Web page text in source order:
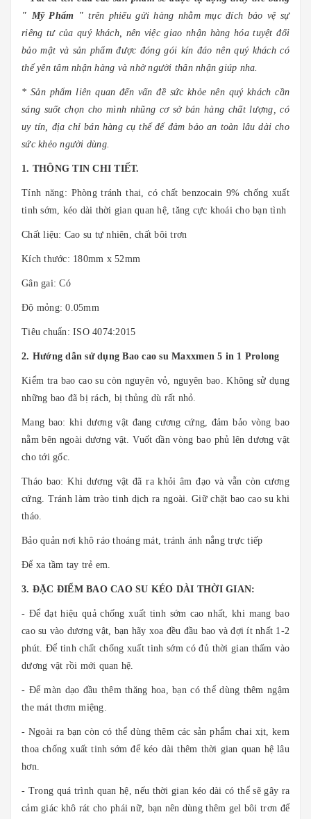
" Mỹ Phẩm " trên phiếu gửi hàng nhằm mục đích bảo vệ sự
riêng tư của quý khách, nên việc giao nhận hàng hóa tuyệt đối
bảo mật và sản phẩm được đóng gói kín đáo nên quý khách có
thể yên tâm nhận hàng và nhờ người thân nhận giúp nha.
* Sản phẩm liên quan đến vấn đề sức khỏe nên quý khách cần
sáng suốt chọn cho mình nhũng cơ sở bán hàng chất lượng, có
uy tín, địa chỉ bán hàng cụ thể để đảm bảo an toàn lâu dài cho
sức khẻo người dùng.
1. THÔNG TIN CHI TIẾT.
Tính năng: Phòng tránh thai, có chất benzocain 9% chống xuất
tinh sớm, kéo dài thời gian quan hệ, tăng cực khoái cho bạn tình
Chất liệu: Cao su tự nhiên, chất bôi trơn
Kích thước: 180mm x 52mm
Gân gai: Có
Độ mỏng: 0.05mm
Tiêu chuẩn: ISO 4074:2015
2. Hướng dẫn sử dụng Bao cao su Maxxmen 5 in 1 Prolong
Kiểm tra bao cao su còn nguyên vỏ, nguyên bao. Không sử dụng
những bao đã bị rách, bị thủng dù rất nhỏ.
Mang bao: khi dương vật đang cương cứng, đảm bảo vòng bao
nằm bên ngoài dương vật. Vuốt dần vòng bao phủ lên dương vật
cho tới gốc.
Tháo bao: Khi dương vật đã ra khỏi âm đạo và vẫn còn cương
cứng. Tránh làm trào tinh dịch ra ngoài. Giữ chặt bao cao su khi
tháo.
Bảo quản nơi khô ráo thoáng mát, tránh ánh nắng trực tiếp
Để xa tầm tay trẻ em.
3. ĐẶC ĐIỂM BAO CAO SU KÉO DÀI THỜI GIAN:
- Để đạt hiệu quả chống xuất tinh sớm cao nhất, khi mang bao
cao su vào dương vật, bạn hãy xoa đều đầu bao và đợi ít nhất 1-2
phút. Để tinh chất chống xuất tinh sớm có đủ thời gian thấm vào
dương vật rồi mới quan hệ.
- Để màn dạo đầu thêm thăng hoa, bạn có thể dùng thêm ngậm
the mát thơm miệng.
- Ngoài ra bạn còn có thể dùng thêm các sản phẩm chai xịt, kem
thoa chống xuất tinh sớm để kéo dài thêm thời gian quan hệ lâu
hơn.
- Trong quá trình quan hệ, nếu thời gian kéo dài có thể sẽ gây ra
cảm giác khô rát cho phái nữ, bạn nên dùng thêm gel bôi trơn để